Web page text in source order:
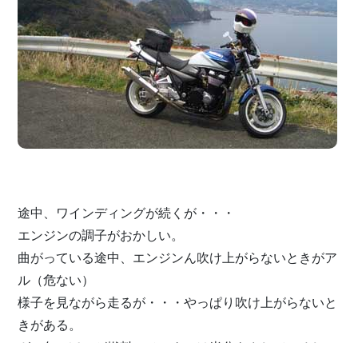
途中、ワインディングが続くが・・・
エンジンの調子がおかしい。
曲がっている途中、エンジンん吹け上がらないときがア
ル（危ない）
様子を見ながら走るが・・・やっぱり吹け上がらないと
きがある。